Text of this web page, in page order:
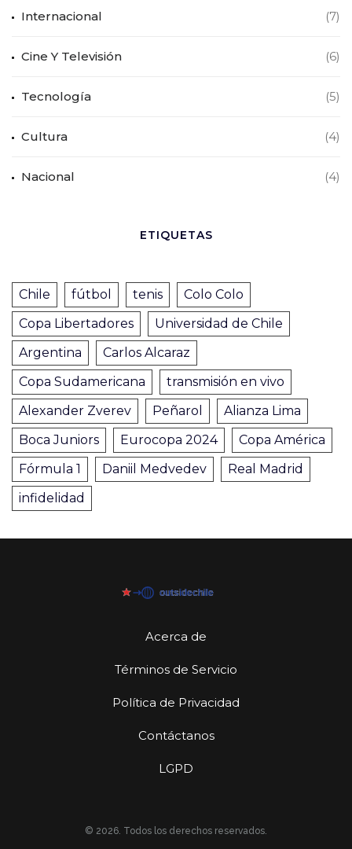
Internacional (7)
Cine Y Televisión (6)
Tecnología (5)
Cultura (4)
Nacional (4)
ETIQUETAS
Chile fútbol tenis
Colo Colo
Copa Libertadores
Universidad de Chile
Argentina
Carlos Alcaraz
Copa Sudamericana
transmisión en vivo
Alexander Zverev
Peñarol
Alianza Lima
Boca Juniors
Eurocopa 2024
Copa América
Fórmula 1
Daniil Medvedev
Real Madrid
infidelidad
Acerca de
Términos de Servicio
Política de Privacidad
Contáctanos
LGPD
© 2026. Todos los derechos reservados.